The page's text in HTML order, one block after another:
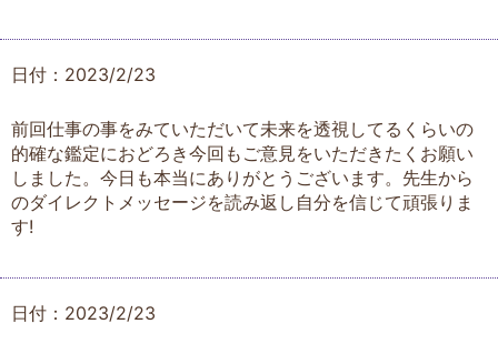
日付：2023/2/23
前回仕事の事をみていただいて未来を透視してるくらいの
的確な鑑定におどろき今回もご意見をいただきたくお願い
しました。今日も本当にありがとうございます。先生から
のダイレクトメッセージを読み返し自分を信じて頑張りま
す!
日付：2023/2/23